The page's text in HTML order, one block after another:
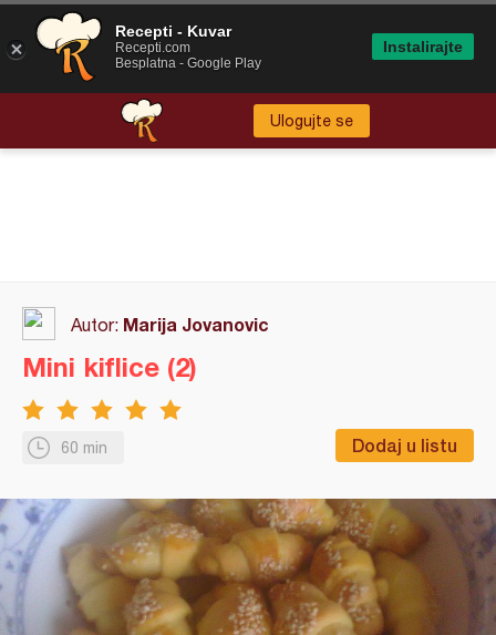
Ulogujte se
Autor: Marija Jovanovic
60 min Dodaj u listu
Mini kiflice (2)
Recepti - Kuvar
Recepti.com
Besplatna - Google Play
Instalirajte